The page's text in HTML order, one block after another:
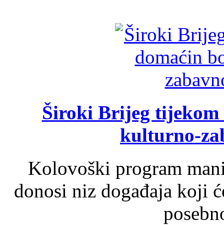
Široki Brijeg tijekom
kulturno-
Kolovoški program
donosi niz događaja koji